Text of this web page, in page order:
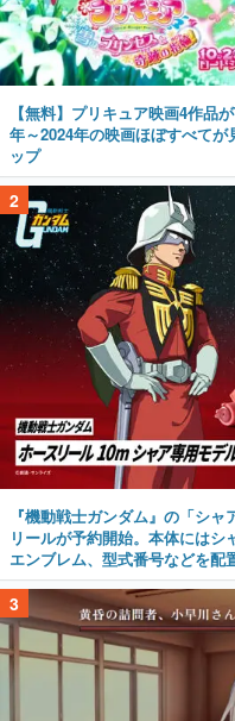
【無料】プリキュア映画4作品
年～2024年の映画ほぼすべて
ップ
2
『機動戦士ガンダム』の「シ
リールが予約開始。本体には
エンブレム、型式番号などを配
3